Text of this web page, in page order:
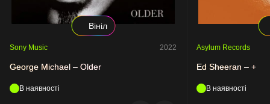
Вініл
Sony Music 2022
George Michael – Older
В наявності
Asylum Records
Ed Sheeran – +
В наявності